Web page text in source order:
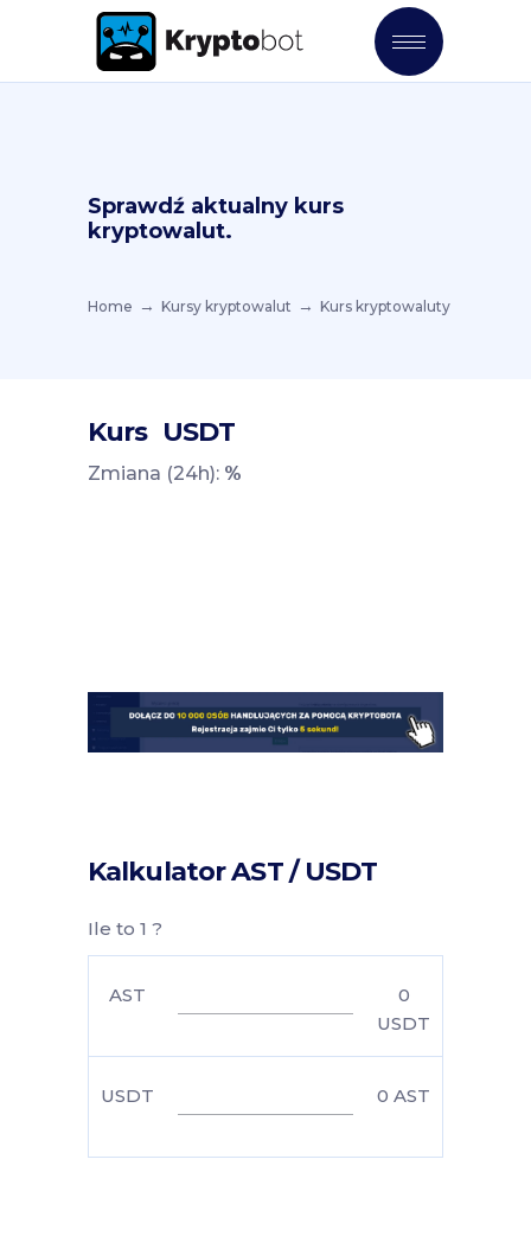
Sprawdź aktualny kurs
kryptowalut.
Home Kursy kryptowalut Kurs kryptowaluty
Kurs USDT
Zmiana (24h): %
Kalkulator AST / USDT
Ile to 1 ?
AST
0
USDT
USDT 0 AST